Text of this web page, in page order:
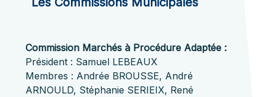
Commission Marchés à Procédure Adaptée :
Président : Samuel LEBEAUX
Membres : Andrée BROUSSE, André
ARNOULD, Stéphanie SERIEIX, René